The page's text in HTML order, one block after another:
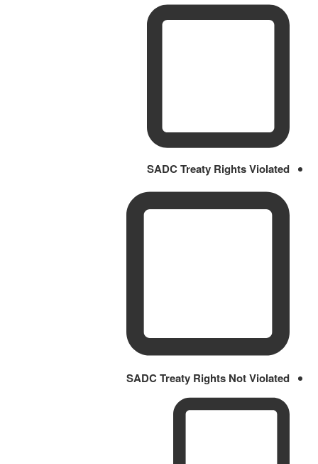
SADC Treaty Rights Violated
SADC Treaty Rights Not Violated